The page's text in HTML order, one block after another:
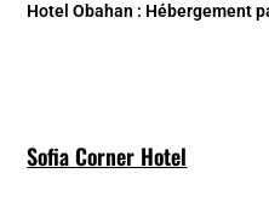
Hotel Obahan : Hébergement
Sofia Corner Hotel